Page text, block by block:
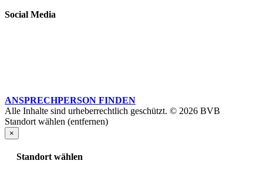
Social Media
ANSPRECHPERSON FINDEN
Alle Inhalte sind urheberrechtlich geschützt. © 2026 BVB
Standort wählen (entfernen)
×
Standort wählen